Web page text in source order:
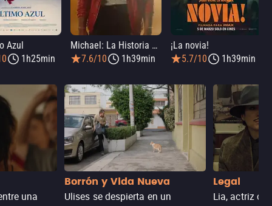
Azul
1h25min
Michael: La Historia De Michael Jackson
7.6/10
1h39min
¡La novia!
5.7/10
1h39min
una
Borrón y Vida Nueva
Ulises se despierta en un
Legal
Lia, actriz